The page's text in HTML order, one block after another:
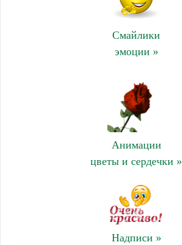
Смайлики
эмоции »
Анимации
цветы и сердечки »
Надписи »